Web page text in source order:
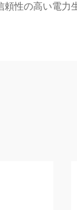
性の高い電力